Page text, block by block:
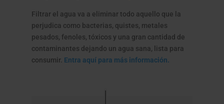
Filtrar el agua va a eliminar todo aquello que la
perjudica como bacterias, quistes, metales
pesados, fenoles, tóxicos y una gran cantidad de
contaminantes dejando un agua sana, lista para
consumir. Entra aquí para más información.